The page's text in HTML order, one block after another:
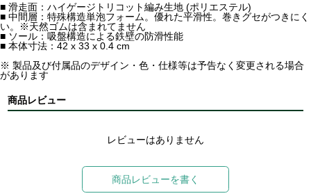
■ 滑走面：ハイゲージトリコット編み生地 (ポリエステル)
■ 中間層：特殊構造単泡フォーム。優れた平滑性。巻きグセがつきにく
い。※天然ゴムは含まれてません
■ ソール：吸盤構造による鉄壁の防滑性能
■ 本体寸法：42 x 33 x 0.4 cm
※ 製品及び付属品のデザイン・色・仕様等は予告なく変更される場合
があります
商品レビュー
レビューはありません
商品レビューを書く